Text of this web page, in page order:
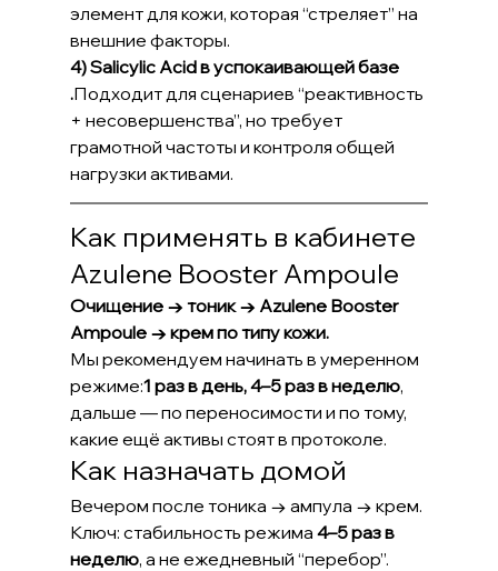
элемент для кожи, которая “стреляет” на
внешние факторы.
4) Salicylic Acid в успокаивающей базе
.Подходит для сценариев “реактивность
+ несовершенства”, но требует
грамотной частоты и контроля общей
нагрузки активами.
Как применять в кабинете
Azulene Booster Ampoule
Очищение → тоник → Azulene Booster
Ampoule → крем по типу кожи.
Мы рекомендуем начинать в умеренном
режиме:1 раз в день, 4–5 раз в неделю,
дальше — по переносимости и по тому,
какие ещё активы стоят в протоколе.
Как назначать домой
Вечером после тоника → ампула → крем.
Ключ: стабильность режима 4–5 раз в
неделю, а не ежедневный “перебор”.